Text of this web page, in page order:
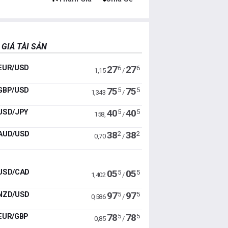
GIÁ TÀI SẢN
USD 1,15 276/ 276
USD 1,343 755/ 755
JPY 158, 405/405
USD 0,70382/382
CAD 1,402 055/ 055
USD 0,586 975/ 975
GBP 0,85 785/ 785